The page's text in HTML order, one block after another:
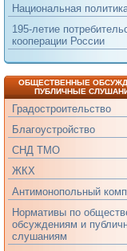
Национальная
195-летие
кооперации России
ОБЩЕСТВЕННЫЕ
ПУБЛИЧНЫЕ
Градостроительство
Благоустройство
СНД ТМО
ЖКХ
Антимонопольный
Нормативы по
обсуждениям и
слушаниям